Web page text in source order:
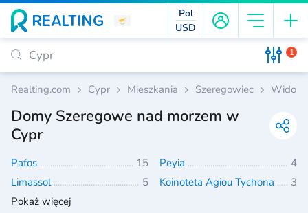
Pol
USD
1
Realting.com Cypr Mieszkania Szeregowiec Widok
Domy Szeregowe nad morzem w
Cypr
Pafos 15 Peyia
4
Limassol
5 Koinoteta Agiou Tychona
3
Pokaż więcej